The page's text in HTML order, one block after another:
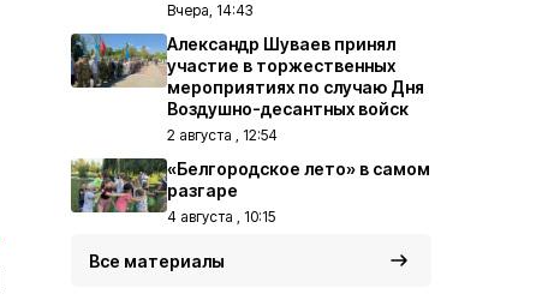
Вчера, 14:43
Александр Шуваев принял
участие в торжественных
мероприятиях по случаю Дня
Воздушно-десантных войск
2 августа , 12:54
«Белгородское лето» в самом
разгаре
4 августа , 10:15
Все материалы